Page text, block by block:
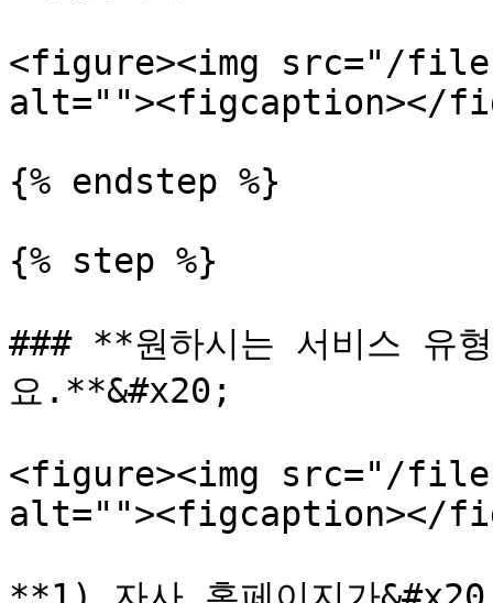
<figure><img src="/files/
alt=""><figcaption></
{% endstep %}
{% step %}
### **원하시는 서비스 유
요.**&#x20;
<figure><img src="/files/
alt=""><figcaption></